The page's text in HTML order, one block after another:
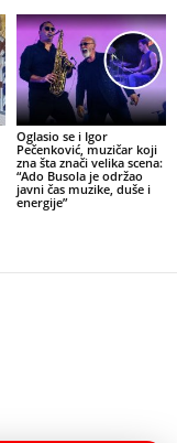
Oglasio se i Igor
Pečenković, muzičar koji
zna šta znači velika scena:
“Ado Busola je održao
javni čas muzike, duše i
energije”